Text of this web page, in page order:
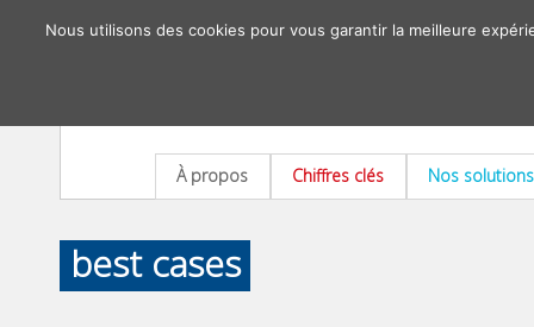
À propos Chiffres clés Nos solutions
best cases
Nous utilisons des cookies pour vous garantir la meilleure